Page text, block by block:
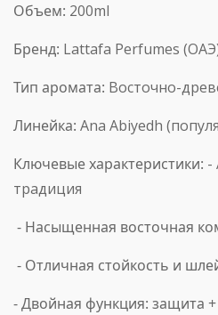
Объем: 200ml
Бренд: Lattafa Perfumes
Тип аромата: Восточно-
Линейка: Ana Abiyedh
Ключевые характеристики: -
традиция
- Насыщенная восточная
- Отличная стойкость и
- Двойная функция: защита